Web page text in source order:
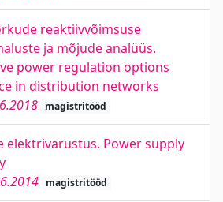
reaktiivvõimsuse
ja mõjude analüüs.
power regulation options
in distribution networks
magistritööd
elektrivarustus. Power supply
magistritööd